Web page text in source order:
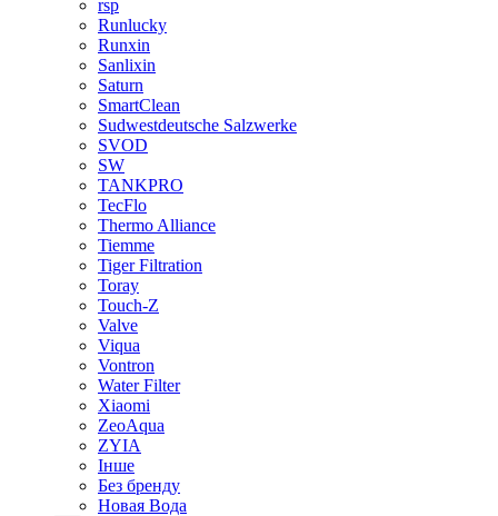
rsp
Runlucky
Runxin
Sanlixin
Saturn
SmartClean
Sudwestdeutsche Salzwerke
SVOD
SW
TANKPRO
TecFlo
Thermo Alliance
Tiemme
Tiger Filtration
Toray
Touch-Z
Valve
Viqua
Vontron
Water Filter
Xiaomi
ZeoAqua
ZYIA
Інше
Без бренду
Новая Вода